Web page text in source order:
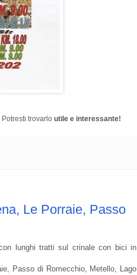
trovarlo utile e interessante!
Le Porraie, Passo
lunghi tratti sul crinale con bici in
Passo di Romecchio, Metello, Lago